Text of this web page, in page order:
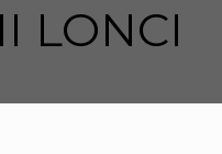
LONCI